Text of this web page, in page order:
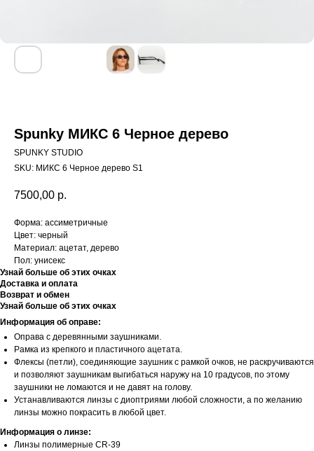
Spunky МИКС 6 Черное дерево
SPUNKY STUDIO
SKU: МИКС 6 Черное дерево S1
7500,00 р.
Форма: ассиметричные
Цвет: черный
Материал: ацетат, дерево
Пол: унисекс
Узнай больше об этих очках
Доставка и оплата
Возврат и обмен
Узнай больше об этих очках
Информация об оправе:
Оправа с деревянными заушниками.
Рамка из крепкого и пластичного ацетата.
Флексы (петли), соединяющие заушник с рамкой очков, не раскручиваются
и позволяют заушникам выгибаться наружу на 10 градусов, по этому
заушники не ломаются и не давят на голову.
Устанавливаются линзы с диоптриями любой сложности, а по желанию
линзы можно покрасить в любой цвет.
Информация о линзе:
Линзы полимерные CR-39